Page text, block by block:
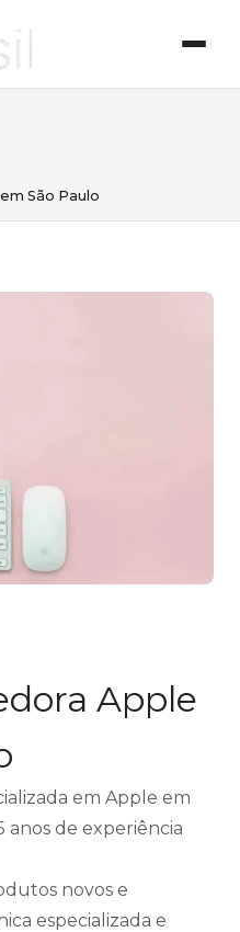
São Paulo
Apple
em Apple em
anos de experiência
novos e
especializada e